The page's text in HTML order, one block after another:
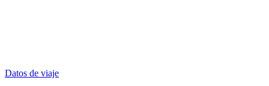
Datos de viaje